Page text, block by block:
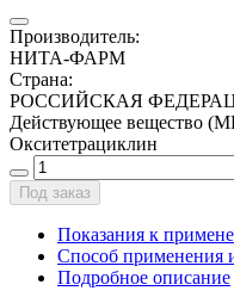
Производитель:
НИТА-ФАРМ
Страна:
РОССИЙСКАЯ
Действующее вещество
Окситетрациклин
Под заказ
Показания к
Способ применения
Подробное описание